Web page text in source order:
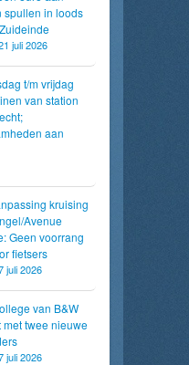
spullen in loods
juli 2026
t/m vrijdag
van station
aan
kruising
Avenue
Geen voorrang
fietsers
juli 2026
van B&W
met twee nieuwe
juli 2026